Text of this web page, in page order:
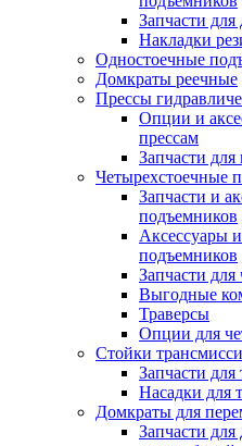
Запчасти
Накладки
Одностоечные
Домкраты реечные
Прессы
Опции и
прессам
Запчасти для
Четырехстоечные
Запчасти и
подъемников
Аксессуары
подъемников
Запчасти
Выгодные
Траверсы
Опции для
Стойки
Запчасти
Насадки для
Домкраты для
Запчасти